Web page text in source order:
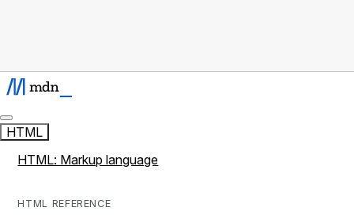
HTML
HTML: Markup language
HTML REFERENCE